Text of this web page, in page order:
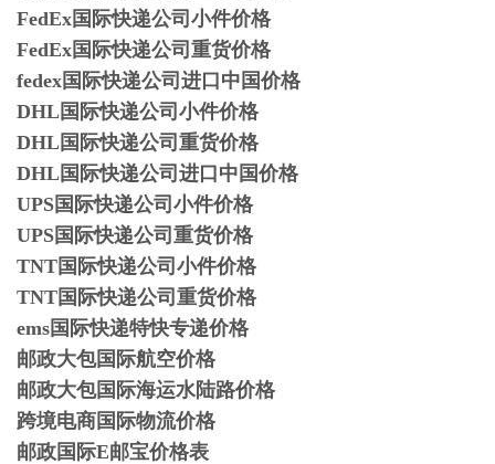
FedEx国际快递公司小件价格
FedEx国际快递公司重货价格
fedex国际快递公司进口中国价格
DHL国际快递公司小件价格
DHL国际快递公司重货价格
DHL国际快递公司进口中国价格
UPS国际快递公司小件价格
UPS国际快递公司重货价格
TNT国际快递公司小件价格
TNT国际快递公司重货价格
ems国际快递特快专递价格
邮政大包国际航空价格
邮政大包国际海运水陆路价格
跨境电商国际物流价格
邮政国际E邮宝价格表